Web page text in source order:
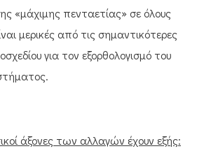
«μάχιμης πενταετίας» σε όλους
μερικές από τις σημαντικότερες
για τον εξορθολογισμό του
άξονες των αλλαγών έχουν εξής: